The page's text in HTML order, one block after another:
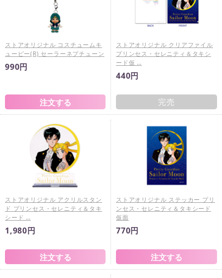
ストアオリジナル コスチュームキ
ューピー(R) セーラーネプチューン
990円
ストアオリジナル クリアファイル
プリンセス・セレニティ＆タキシ
ード仮 …
440円
完売
ストアオリジナル アクリルスタン
ド プリンセス・セレニティ＆タキ
シード …
1,980円
ストアオリジナル ステッカー プリ
ンセス・セレニティ＆タキシード
仮面
770円